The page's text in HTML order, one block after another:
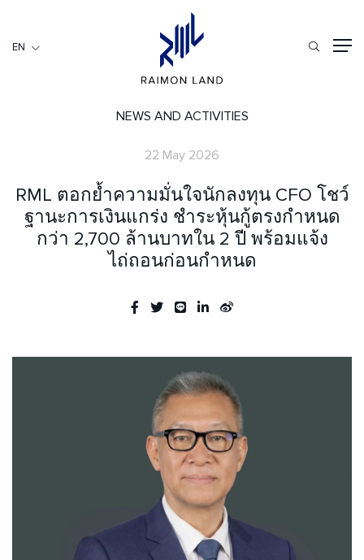
HOSPITALITY
ABOUT US
RML NEWS
EN
NEWS AND ACTIVITIES
22 May 2026
RML ตอกย้ำความมั่นใจนักลงทุน CFO โชว์
ฐานะการเงินแกร่ง ชำระหุ้นกู้ตรงกำหนด
กว่า 2,700 ล้านบาทใน 2 ปี พร้อมแจ้ง
ไถ่ถอนก่อนกำหนด